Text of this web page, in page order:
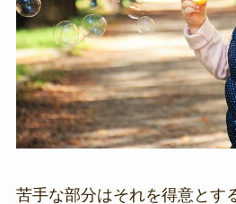
苦手な部分はそれを得意とす